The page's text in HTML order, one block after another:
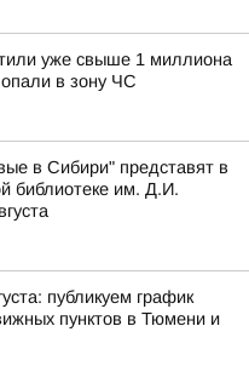
уже свыше 1 миллиона
в зону ЧС
в Сибири" представят в
библиотеке им. Д.И.
публикуем график
пунктов в Тюмени и